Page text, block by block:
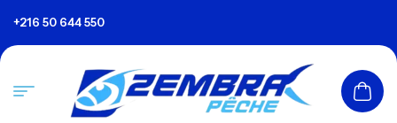
+216 50 644 550